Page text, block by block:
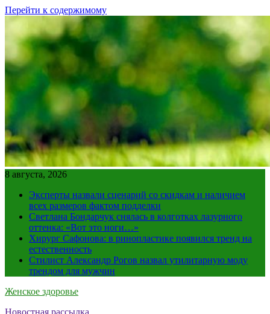
Перейти к содержимому
8 августа, 2026
Эксперты назвали сценарий со скидкам и наличием
всех размеров фактом подделки
Светлана Бондарчук снялась в колготках лазурного
оттенка: «Вот это ноги…»
Хирург Сафонова: в ринопластике появился тренд на
естественность
Стилист Александр Рогов назвал утилитарную моду
трендом для мужчин
Женское здоровье
Новостная рассылка